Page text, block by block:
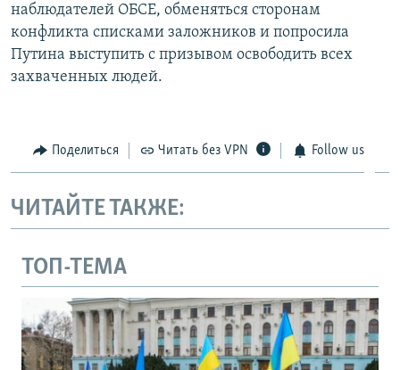
наблюдателей ОБСЕ, обменяться сторонам
конфликта списками заложников и попросила
Путина выступить с призывом освободить всех
захваченных людей.
Поделиться Читать без VPN Follow us
ЧИТАЙТЕ ТАКЖЕ:
ТОП-ТЕМА